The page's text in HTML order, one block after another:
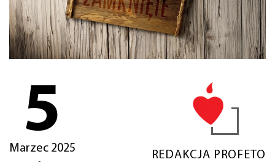
5
Marzec 2025
REDAKCJA PROFETO